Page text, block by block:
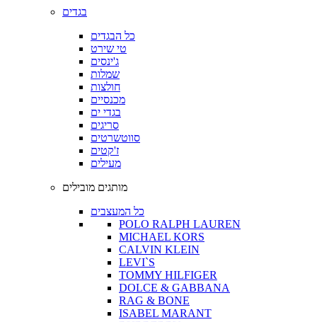
בגדים
כל הבגדים
טי שירט
ג'ינסים
שמלות
חולצות
מכנסיים
בגדי ים
סריגים
סווטשרטים
ז'קטים
מעילים
מותגים מובילים
כל המעצבים
POLO RALPH LAUREN
MICHAEL KORS
CALVIN KLEIN
LEVI`S
TOMMY HILFIGER
DOLCE & GABBANA
RAG & BONE
ISABEL MARANT